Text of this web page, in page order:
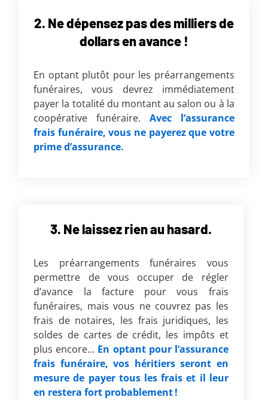
2. Ne dépensez pas des milliers de
dollars en avance !
En optant plutôt pour les préarrangements
funéraires, vous devrez immédiatement
payer la totalité du montant au salon ou à la
coopérative funéraire. Avec l’assurance
frais funéraire, vous ne payerez que votre
prime d’assurance.
3. Ne laissez rien au hasard.
Les préarrangements funéraires vous
permettre de vous occuper de régler
d’avance la facture pour vous frais
funéraires, mais vous ne couvrez pas les
frais de notaires, les frais juridiques, les
soldes de cartes de crédit, les impôts et
plus encore… En optant pour l’assurance
frais funéraire, vos héritiers seront en
mesure de payer tous les frais et il leur
en restera fort probablement !